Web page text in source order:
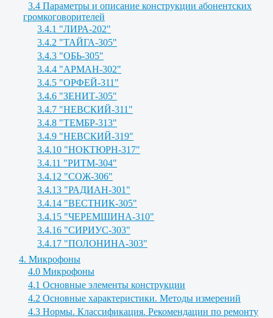
3.4 Параметры и описание конструкции абонентских
громкоговорителей
3.4.1 "ЛИРА-202"
3.4.2 "ТАЙГА-305"
3.4.3 "ОБЬ-305"
3.4.4 "АРМАН-302"
3.4.5 "ОРФЕЙ-311"
3.4.6 "ЗЕНИТ-305"
3.4.7 "НЕВСКИЙ-311"
3.4.8 "ТЕМБР-313"
3.4.9 "НЕВСКИЙ-319"
3.4.10 "НОКТЮРН-317"
3.4.11 "РИТМ-304"
3.4.12 "СОЖ-306"
3.4.13 "РАДИАН-301"
3.4.14 "ВЕСТНИК-305"
3.4.15 "ЧЕРЕМШИНА-310"
3.4.16 "СИРИУС-303"
3.4.17 "ПОЛОНИНА-303"
4. Микрофоны
4.0 Микрофоны
4.1 Основные элементы конструкции
4.2 Основные характеристики. Методы измерений
4.3 Нормы. Классификация. Рекомендации по ремонту